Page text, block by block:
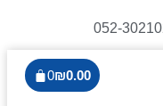
052-
₪0.00
0